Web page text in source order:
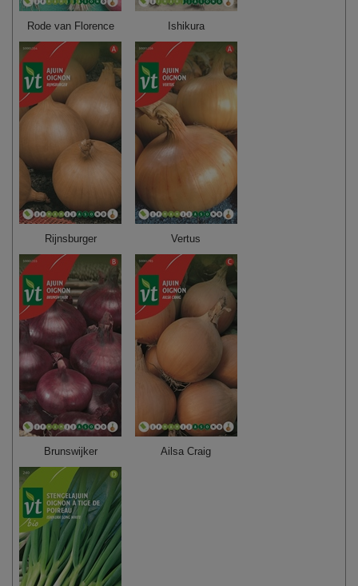
Rode van Florence Ishikura
Rijnsburger Vertus
Brunswijker Ailsa Craig